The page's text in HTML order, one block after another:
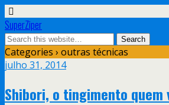
SuperZiper
Categories › outras técnicas
julho 31, 2014
Shibori, o tingimento quem